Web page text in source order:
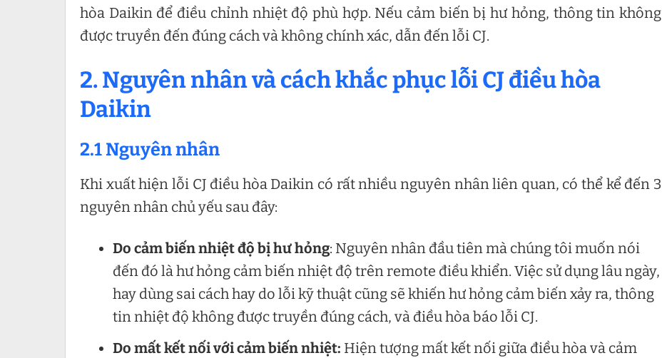
hòa Daikin để điều chỉnh nhiệt độ phù hợp. Nếu cảm biến bị hư hỏng, thông tin không
được truyền đến đúng cách và không chính xác, dẫn đến lỗi CJ.
2. Nguyên nhân và cách khắc phục lỗi CJ điều hòa
Daikin
2.1 Nguyên nhân
Khi xuất hiện lỗi CJ điều hòa Daikin có rất nhiều nguyên nhân liên quan, có thể kể đến 3
nguyên nhân chủ yếu sau đây:
Do cảm biến nhiệt độ bị hư hỏng: Nguyên nhân đầu tiên mà chúng tôi muốn nói
đến đó là hư hỏng cảm biến nhiệt độ trên remote điều khiển. Việc sử dụng lâu ngày,
hay dùng sai cách hay do lỗi kỹ thuật cũng sẽ khiến hư hỏng cảm biến xảy ra, thông
tin nhiệt độ không được truyền đúng cách, và điều hòa báo lỗi CJ.
Do mất kết nối với cảm biến nhiệt: Hiện tượng mất kết nối giữa điều hòa và cảm